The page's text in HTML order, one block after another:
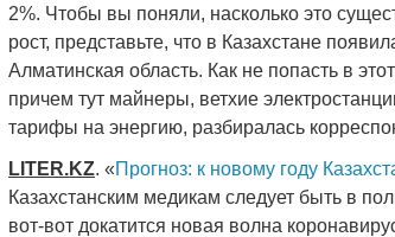
2%. Чтобы вы поняли, насколько это
рост, представьте, что в Казахстане
Алматинская область. Как не попасть в
причем тут майнеры, ветхие
тарифы на энергию, разбиралась
LITER.KZ. «Прогноз: к новому году
Казахстанским медикам следует быть в
вот-вот докатится новая волна